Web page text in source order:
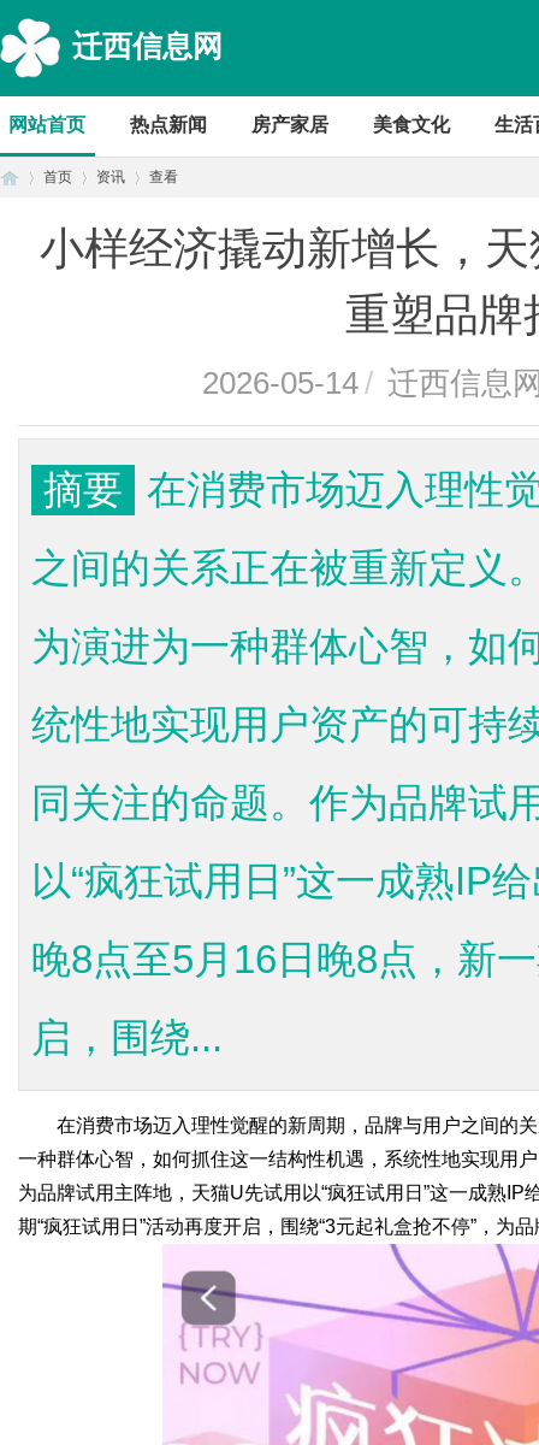
迁西信息网
网站首页 热点新闻 房产家居 美食文化 生活
首页 资讯 查看
小样经济撬动新增长，
重塑品牌
2026-05-14/ 迁西信息
摘要 在消费市场迈入理性
之间的关系正在被重新定义
为演进为一种群体心智，如
统性地实现用户资产的可持
同关注的命题。作为品牌试
以“疯狂试用日”这一成熟IP
晚8点至5月16日晚8点，新
启，围绕...
在消费市场迈入理性觉醒的新周期，品牌与用户之间的
一种群体心智，如何抓住这一结构性机遇，系统性地实现用
为品牌试用主阵地，天猫U先试用以“疯狂试用日”这一成熟
期“疯狂试用日”活动再度开启，围绕“3元起礼盒抢不停”，为